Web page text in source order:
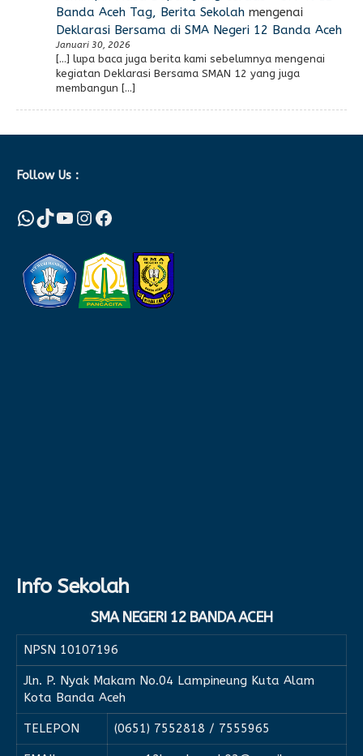
Banda Aceh Tag, Berita Sekolahmengenai
Deklarasi Bersama di SMA Negeri 12 Banda Aceh
Januari 30, 2026
[…] lupa baca juga berita kami sebelumnya mengenai
kegiatan Deklarasi Bersama SMAN 12 yang juga
membangun […]
Follow Us :
WhatsApp
TikTok
YouTube
Instagram
Facebook
Info Sekolah
SMA NEGERI 12 BANDA ACEH
NPSN 10107196
Jln. P. Nyak Makam No.04 Lampineung Kuta Alam
Kota Banda Aceh
TELEPON (0651) 7552818 / 7555965